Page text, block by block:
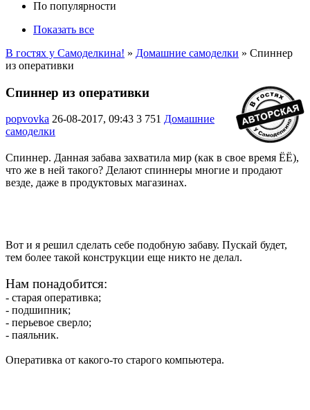
По популярности
Показать все
В гостях у Самоделкина! » Домашние самоделки » Спиннер
из оперативки
Спиннер из оперативки
popvovka 26-08-2017, 09:43 3 751 Домашние
самоделки
Спиннер. Данная забава захватила мир (как в свое время ЁЁ),
что же в ней такого? Делают спиннеры многие и продают
везде, даже в продуктовых магазинах.
Вот и я решил сделать себе подобную забаву. Пускай будет,
тем более такой конструкции еще никто не делал.
Нам понадобится:
- старая оперативка;
- подшипник;
- перьевое сверло;
- паяльник.
Оперативка от какого-то старого компьютера.